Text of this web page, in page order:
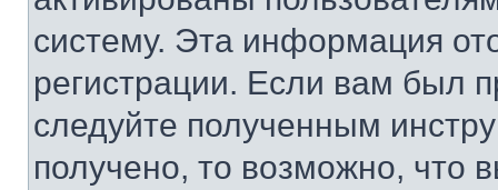
систему. Эта информация
регистрации. Если вам был
следуйте полученным
получено, то возможно, что